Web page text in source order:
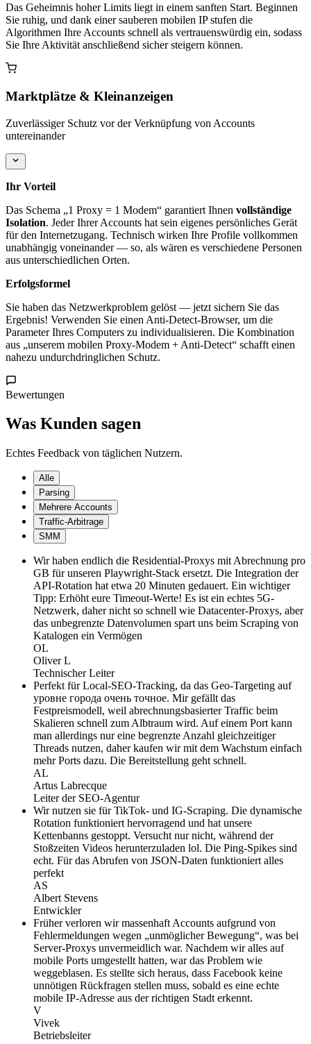
Das Geheimnis hoher Limits liegt in einem sanften Start. Beginnen
Sie ruhig, und dank einer sauberen mobilen IP stufen die
Algorithmen Ihre Accounts schnell als vertrauenswürdig ein, sodass
Sie Ihre Aktivität anschließend sicher steigern können.
Marktplätze & Kleinanzeigen
Zuverlässiger Schutz vor der Verknüpfung von Accounts
untereinander
Ihr Vorteil
Das Schema „1 Proxy = 1 Modem“ garantiert Ihnen vollständige
Isolation. Jeder Ihrer Accounts hat sein eigenes persönliches Gerät
für den Internetzugang. Technisch wirken Ihre Profile vollkommen
unabhängig voneinander — so, als wären es verschiedene Personen
aus unterschiedlichen Orten.
Erfolgsformel
Sie haben das Netzwerkproblem gelöst — jetzt sichern Sie das
Ergebnis! Verwenden Sie einen Anti-Detect-Browser, um die
Parameter Ihres Computers zu individualisieren. Die Kombination
aus „unserem mobilen Proxy-Modem + Anti-Detect“ schafft einen
nahezu undurchdringlichen Schutz.
Bewertungen
Was Kunden sagen
Echtes Feedback von täglichen Nutzern.
Alle
Parsing
Mehrere Accounts
Traffic-Arbitrage
SMM
Wir haben endlich die Residential-Proxys mit Abrechnung pro
GB für unseren Playwright-Stack ersetzt. Die Integration der
API-Rotation hat etwa 20 Minuten gedauert. Ein wichtiger
Tipp: Erhöht eure Timeout-Werte! Es ist ein echtes 5G-
Netzwerk, daher nicht so schnell wie Datacenter-Proxys, aber
das unbegrenzte Datenvolumen spart uns beim Scraping von
Katalogen ein Vermögen
OL
Oliver L
Technischer Leiter
Perfekt für Local-SEO-Tracking, da das Geo-Targeting auf
уровне города очень точное. Mir gefällt das
Festpreismodell, weil abrechnungsbasierter Traffic beim
Skalieren schnell zum Albtraum wird. Auf einem Port kann
man allerdings nur eine begrenzte Anzahl gleichzeitiger
Threads nutzen, daher kaufen wir mit dem Wachstum einfach
mehr Ports dazu. Die Bereitstellung geht schnell.
AL
Artus Labrecque
Leiter der SEO-Agentur
Wir nutzen sie für TikTok- und IG-Scraping. Die dynamische
Rotation funktioniert hervorragend und hat unsere
Kettenbanns gestoppt. Versucht nur nicht, während der
Stoßzeiten Videos herunterzuladen lol. Die Ping-Spikes sind
echt. Für das Abrufen von JSON-Daten funktioniert alles
perfekt
AS
Albert Stevens
Entwickler
Früher verloren wir massenhaft Accounts aufgrund von
Fehlermeldungen wegen „unmöglicher Bewegung“, was bei
Server-Proxys unvermeidlich war. Nachdem wir alles auf
mobile Ports umgestellt hatten, war das Problem wie
weggeblasen. Es stellte sich heraus, dass Facebook keine
unnötigen Rückfragen stellen muss, sobald es eine echte
mobile IP-Adresse aus der richtigen Stadt erkennt.
V
Vivek
Betriebsleiter